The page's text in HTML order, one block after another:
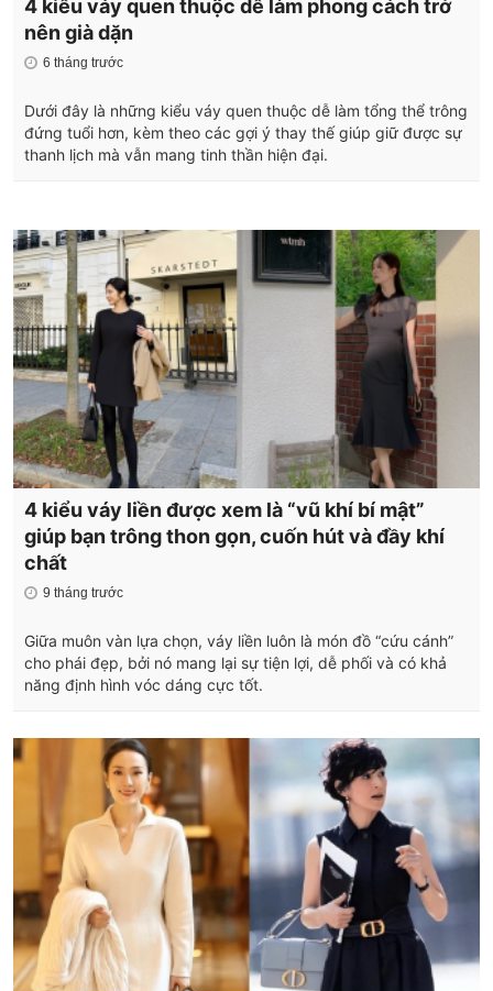
4 kiểu váy quen thuộc dễ làm phong cách trở
nên già dặn
6 tháng trước
Dưới đây là những kiểu váy quen thuộc dễ làm tổng thể trông
đứng tuổi hơn, kèm theo các gợi ý thay thế giúp giữ được sự
thanh lịch mà vẫn mang tinh thần hiện đại.
4 kiểu váy liền được xem là “vũ khí bí mật”
giúp bạn trông thon gọn, cuốn hút và đầy khí
chất
9 tháng trước
Giữa muôn vàn lựa chọn, váy liền luôn là món đồ “cứu cánh”
cho phái đẹp, bởi nó mang lại sự tiện lợi, dễ phối và có khả
năng định hình vóc dáng cực tốt.